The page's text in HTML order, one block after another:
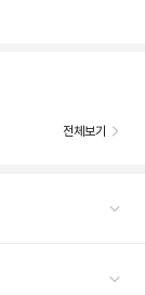
전체보기